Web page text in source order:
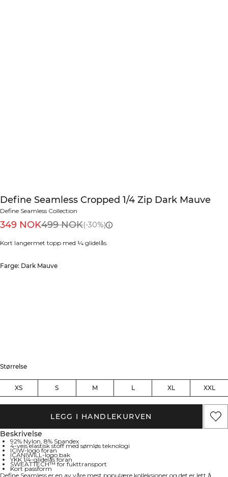
Define Seamless Cropped 1/4 Zip Dark Mauve
Define Seamless Collection
349 NOK499 NOK(-30%)
Kort langermet topp med ¼ glidelås.
Farge: Dark Mauve
Størrelse
XS S M L XL XXL
LEGG I HANDLEKURVEN
Beskrivelse
92% Nylon, 8% Spandex
4-veis elastisk stoff med sømløs teknologi
ICIW-logo foran
ICANIWILL-logo bak
YKK 1/4-glidelås foran
SWEATTECH™ for fukttransport
Kort passform
Define Seamless er en av våre mest populære kolleksjoner og det er lett å